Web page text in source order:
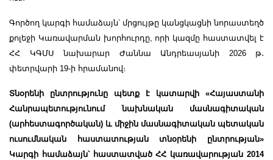
Գործող կարգի համաձայն՝ մրցույթը կանցկացնի նորաստեղծ
քոլեջի Կառավարման խորհուրդը, որի կազմը հաստատվել է
ՀՀ ԿԳՄՍ նախարար Ժաննա Անդրեասյանի 2026 թ․
փետրվարի 19-ի հրամանով։
Տնօրենի ընտրությունը պետք է կատարվի «Հայաստանի
Հանրապետությունում նախնական մասնագիտական
(արհեստագործական) և միջին մասնագիտական պետական
ուսումնական հաստատության տնօրենի ընտրության»
Կարգի համաձայն՝ հաստատված ՀՀ կառավարության 2014